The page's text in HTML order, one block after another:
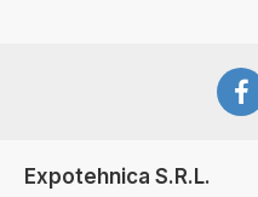
Expotehnica S.R.L.